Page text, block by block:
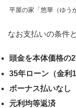
平屋の家「悠華（ゆう
なお支払いの条件
頭金を本体価格の
35年ローン（金利
ボーナス払いなし
元利均等返済